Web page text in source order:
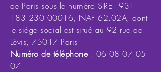
de Paris sous le numéro SIRET 931
183 230 00016, NAF 62.02A, dont
le siège social est situé au 92 rue de
Lévis, 75017 Paris
Numéro de téléphone: 06 08 07 05
07